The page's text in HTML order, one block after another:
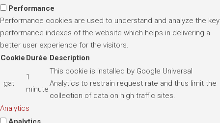
Performance
Performance cookies are used to understand and analyze the key
performance indexes of the website which helps in delivering a
better user experience for the visitors.
Cookie Durée Description
_gat
1
minute
This cookie is installed by Google Universal
Analytics to restrain request rate and thus limit the
collection of data on high traffic sites.
Analytics